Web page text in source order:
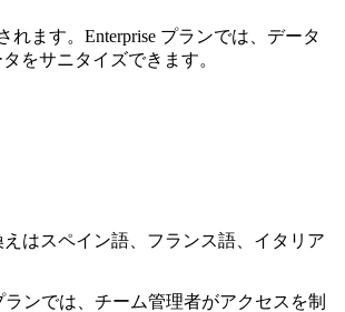
ます。Enterprise プランでは、データ
をサニタイズできます。
はスペイン語、フランス語、イタリア
ンでは、チーム管理者がアクセスを制